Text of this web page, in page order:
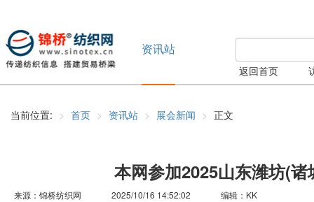
资讯站
返回首页
当前位置: 首页 资讯站 展会新闻 正文
本网参加2025山东潍坊(
来源：锦桥纺织网 2025/10/16 14:52:02 编辑：KK